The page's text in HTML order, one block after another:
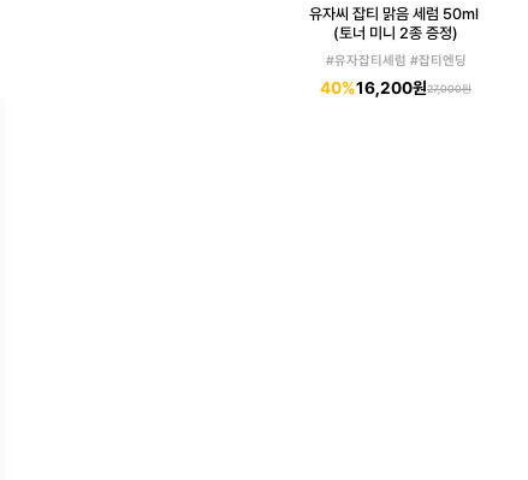
유자씨 잡티 맑음 세럼 50ml
(토너 미니 2종 증정)
#유자잡티세럼 #잡티엔딩
40%16,200원27,000원